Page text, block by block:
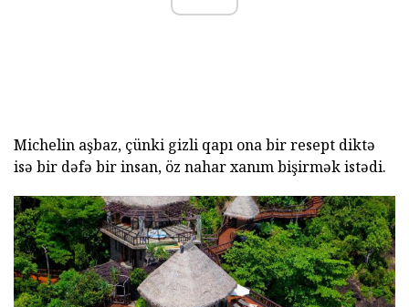
Michelin aşbaz, çünki gizli qapı ona bir resept diktə
isə bir dəfə bir insan, öz nahar xanım bişirmək istədi.